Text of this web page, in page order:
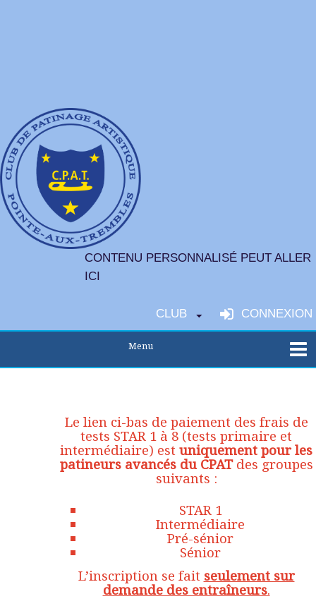
CONTENU PERSONNALISÉ PEUT ALLER
ICI
CLUB CONNEXION
Le lien ci-bas de paiement des frais de
tests STAR 1 à 8 (tests primaire et
intermédiaire) est uniquement pour les
patineurs avancés du CPATdes groupes
suivants :
STAR 1
Intermédiaire
Pré-sénior
Sénior
L’inscription se fait seulement sur
demande des entraîneurs.